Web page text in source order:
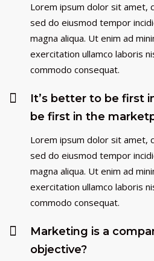
Lorem ipsum dolor sit amet,
sed do eiusmod tempor
magna aliqua. Ut enim ad
exercitation ullamco laboris
commodo consequat.
It’s better to be first
be first in the
Lorem ipsum dolor sit amet,
sed do eiusmod tempor
magna aliqua. Ut enim ad
exercitation ullamco laboris
commodo consequat.
Marketing is a
objective?